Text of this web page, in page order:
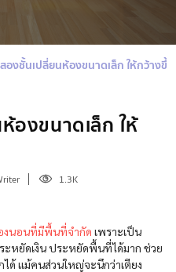
องชั้นเปลี่ยนห้องขนาดเล็ก ให้กว้างขึ้
องขนาดเล็ก ให้
1.3K
งนอนที่มีพื้นที่จำกัด เพราะเป็น
ะหยัดเงิน ประหยัดพื้นที่ได้มาก ช่วย
ด้ แม้คนส่วนใหญ่จะนึกว่าเตียง